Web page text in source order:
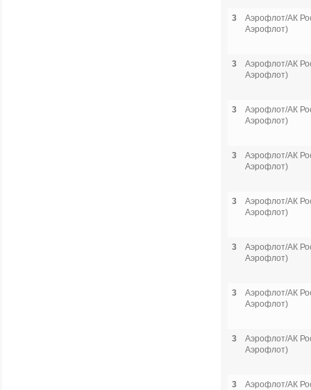
3
Аэрофлот/АК
Аэрофлот)
3
Аэрофлот/АК
Аэрофлот)
3
Аэрофлот/АК
Аэрофлот)
3
Аэрофлот/АК
Аэрофлот)
3
Аэрофлот/АК
Аэрофлот)
3
Аэрофлот/АК
Аэрофлот)
3
Аэрофлот/АК
Аэрофлот)
3
Аэрофлот/АК
Аэрофлот)
3
Аэрофлот/АК